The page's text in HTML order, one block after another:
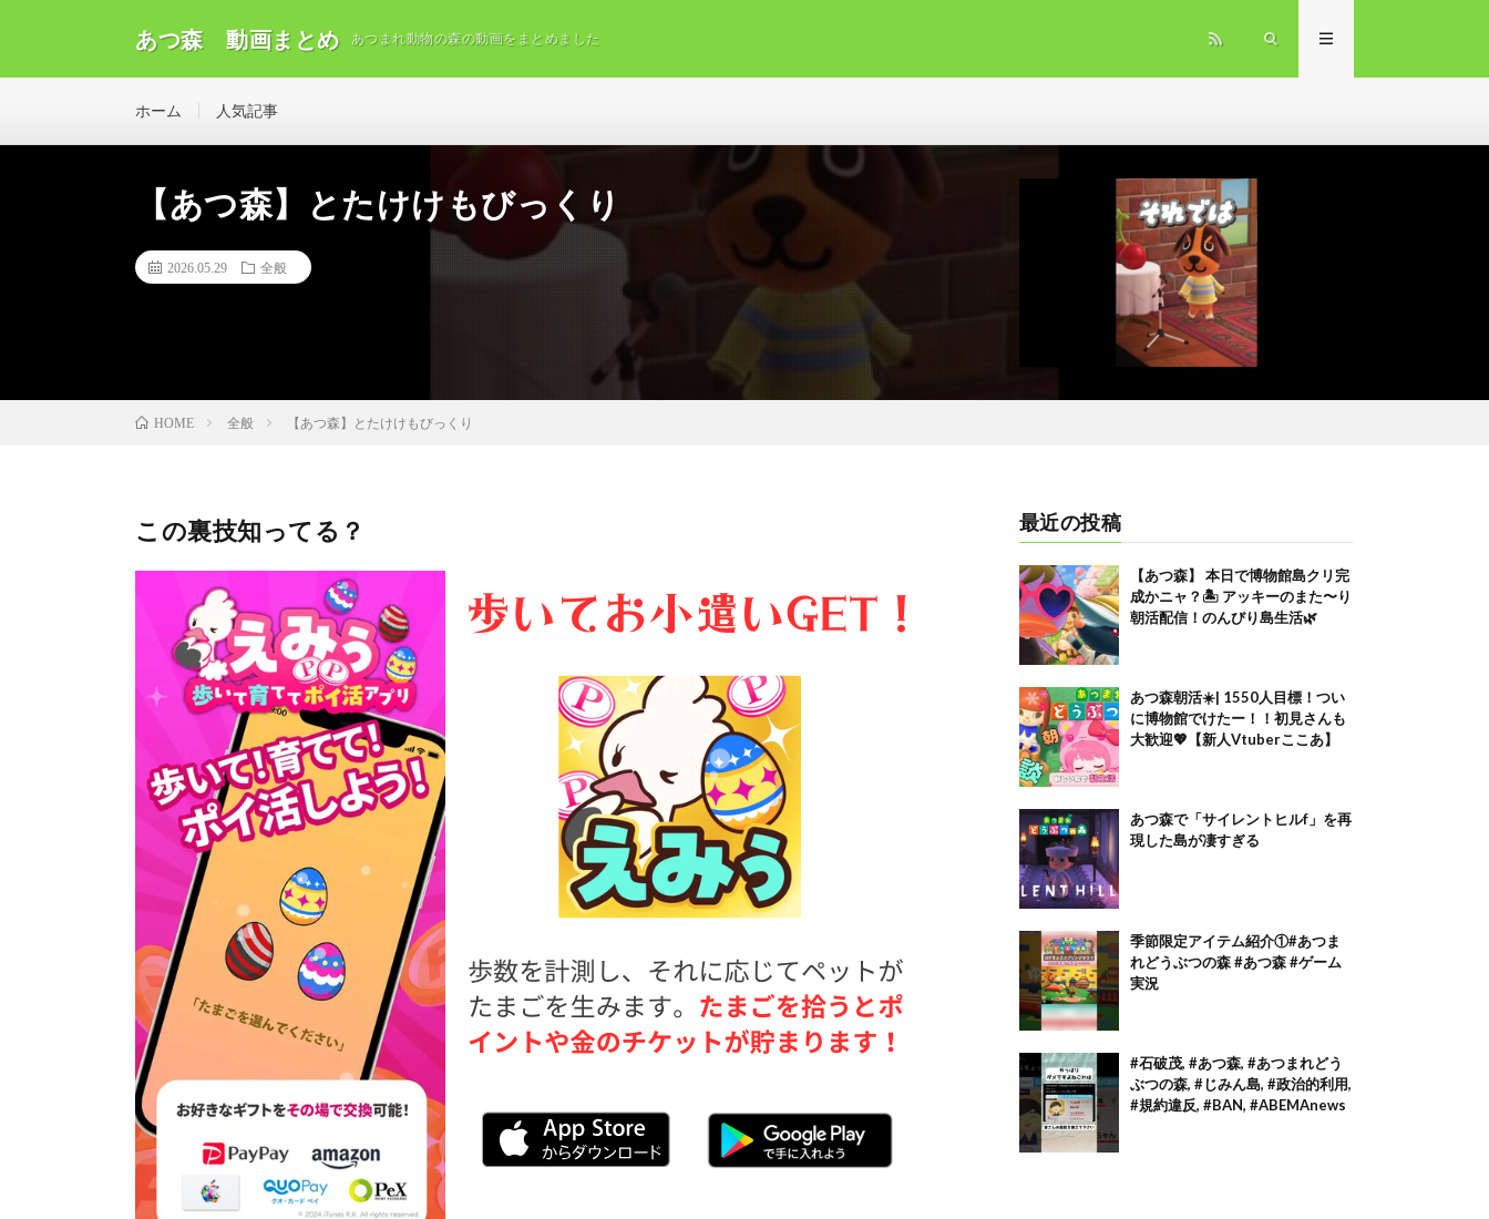
あつ森 動画まとめ あつまれ動物の森の動画をまとめました
ホーム 人気記事
【あつ森】とたけけもびっくり
2026.05.29 全般
HOME 全般 【あつ森】とたけけもびっくり
この裏技知ってる？ 最近の投稿
【あつ森】 本日で博物館島クリ完
成かニャ？🏝️ アッキーのまた〜り
朝活配信！のんびり島生活🌿
あつ森朝活☀️| 1550人目標！つい
に博物館でけたー！！初見さんも
大歓迎💖【新人Vtuberここあ】
あつ森で「サイレントヒルf」を再
現した島が凄すぎる
季節限定アイテム紹介①#あつま
れどうぶつの森 #あつ森 #ゲーム
実況
#石破茂, #あつ森, #あつまれどう
ぶつの森, #じみん島, #政治的利用,
#規約違反, #BAN, #ABEMAnews